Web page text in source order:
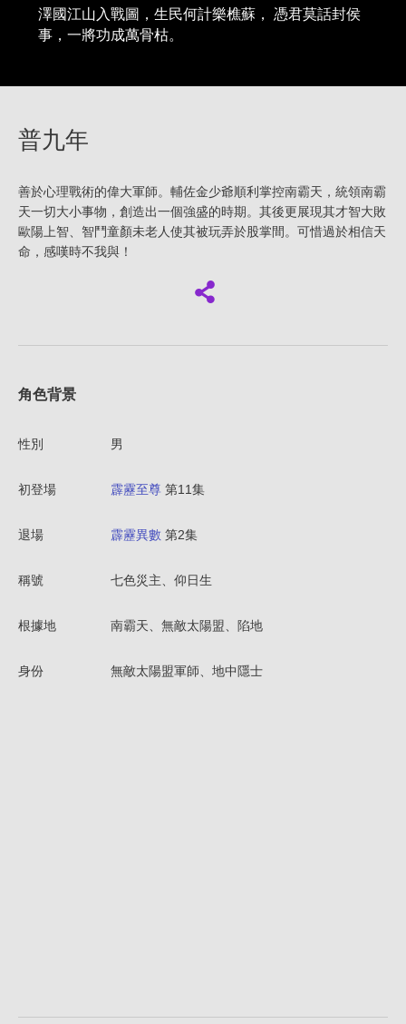
澤國江山入戰圖，生民何計樂樵蘇， 憑君莫話封侯
事，一將功成萬骨枯。
普九年
善於心理戰術的偉大軍師。輔佐金少爺順利掌控南霸天，統領南霸
天一切大小事物，創造出一個強盛的時期。其後更展現其才智大敗
歐陽上智、智鬥童顏未老人使其被玩弄於股掌間。可惜過於相信天
命，感嘆時不我與！
角色背景
性別 男
初登場 霹靂至尊 第11集
退場 霹靂異數 第2集
稱號 七色災主、仰日生
根據地 南霸天、無敵太陽盟、陷地
身份 無敵太陽盟軍師、地中隱士